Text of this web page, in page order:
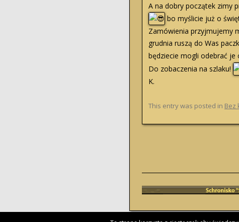
A na dobry początek zimy
bo myślicie już o
Zamówienia przyjmujemy
grudnia ruszą do Was
będziecie mogli odebrać je
Do zobaczenia na szlaku!
K.
This entry was posted in Bez